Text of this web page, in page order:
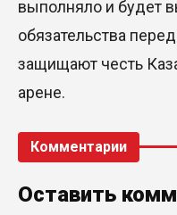
выполняло и будет
обязательства
защищают честь
арене.
Комментарии
Оставить